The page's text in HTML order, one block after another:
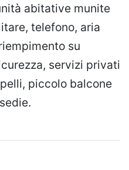
abitative munite
telefono, aria
su
servizi privati
piccolo balcone